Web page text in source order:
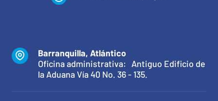
Barranquilla, Atlántico
Oficina administrativa: Antiguo Edificio de
la Aduana Vía 40 No. 36 - 135.